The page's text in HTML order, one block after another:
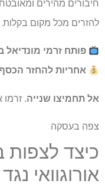
חיבורים מהירים
להזרים מכל מקום בקלות.
פותח זרמי מונדיאל
אחריות להחזר הכסף
אל תחמיצו שנייה. זרמו
צפה בעסקה
כיצד לצפות
אורוגוואי